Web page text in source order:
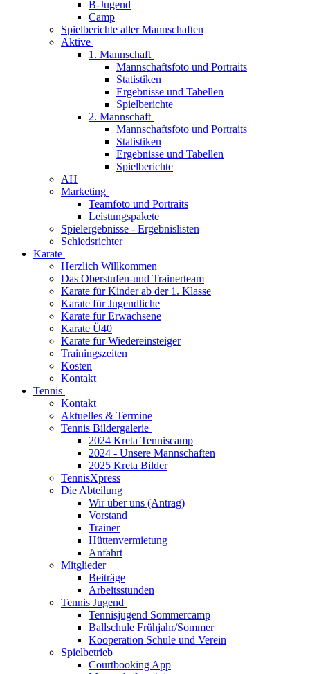
B-Jugend
Camp
Spielberichte aller Mannschaften
Aktive
1. Mannschaft
Mannschaftsfoto und Portraits
Statistiken
Ergebnisse und Tabellen
Spielberichte
2. Mannschaft
Mannschaftsfoto und Portraits
Statistiken
Ergebnisse und Tabellen
Spielberichte
AH
Marketing
Teamfoto und Portraits
Leistungspakete
Spielergebnisse - Ergebnislisten
Schiedsrichter
Karate
Herzlich Willkommen
Das Oberstufen-und Trainerteam
Karate für Kinder ab der 1. Klasse
Karate für Jugendliche
Karate für Erwachsene
Karate Ü40
Karate für Wiedereinsteiger
Trainingszeiten
Kosten
Kontakt
Tennis
Kontakt
Aktuelles & Termine
Tennis Bildergalerie
2024 Kreta Tenniscamp
2024 - Unsere Mannschaften
2025 Kreta Bilder
TennisXpress
Die Abteilung
Wir über uns (Antrag)
Vorstand
Trainer
Hüttenvermietung
Anfahrt
Mitglieder
Beiträge
Arbeitsstunden
Tennis Jugend
Tennisjugend Sommercamp
Ballschule Frühjahr/Sommer
Kooperation Schule und Verein
Spielbetrieb
Courtbooking App